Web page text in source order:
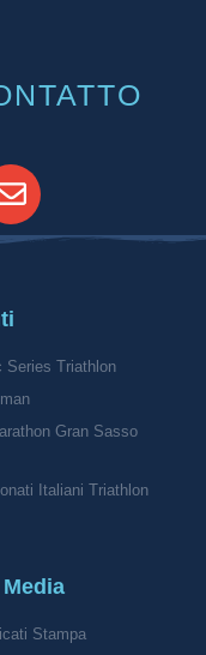
Series Triathlon
Gran Sasso
Italiani Triathlon
Stampa